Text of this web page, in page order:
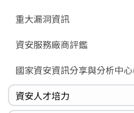
重大漏洞資訊
Zerologon
MSHTML
Log4shell
WannaCrypt
資安服務廠商評鑑
國家資安資訊分享與分析中心
資安人才培力